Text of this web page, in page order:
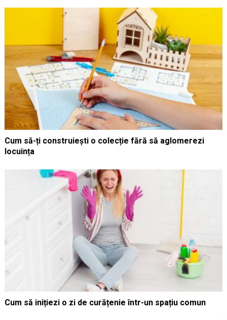
Cum să-ți construiești o colecție fără să aglomerezi
locuința
Cum să inițiezi o zi de curățenie într-un spațiu comun